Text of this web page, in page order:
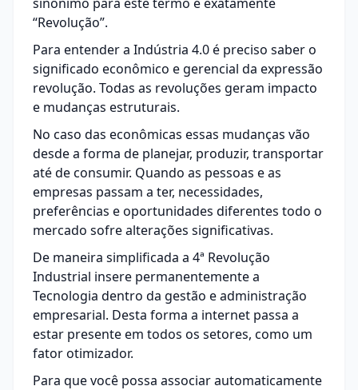
“Revolução”.
Para entender a Indústria 4.0 é preciso saber o
significado econômico e gerencial da expressão
revolução. Todas as revoluções geram impacto
e mudanças estruturais.
No caso das econômicas essas mudanças vão
desde a forma de planejar, produzir, transportar
até de consumir. Quando as pessoas e as
empresas passam a ter, necessidades,
preferências e oportunidades diferentes todo o
mercado sofre alterações significativas.
De maneira simplificada a 4ª Revolução
Industrial insere permanentemente a
Tecnologia dentro da gestão e administração
empresarial. Desta forma a internet passa a
estar presente em todos os setores, como um
fator otimizador.
Para que você possa associar automaticamente